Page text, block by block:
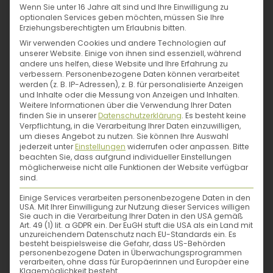
Pfanne oder Fritteuse, Rapsöl oder
Butterschmalz? Wie schaffst du es, dass
deine Faschingskrapfen herrlich fluffig
und unglaublich köstlich
werden?Christinaverrät dir ihre Tipps und
Tricks – So gelingt es dir garantiert, Krapfen
selber zu machen!
Die richtige Pfanne
„Verwende einePfanne aus Edelstahl oder
Gusseisen, da diese die Wärme am besten
speichert. Eine Fritteuse hat den Vorteil,
dass die korrekte Ausbacktemperatur
genau eingestellt werden kann. Allerdings
benötigst du dann wesentlich mehr Fett als
in der Pfanne.“
Wenn Sie unter 16 Jahre alt sind und Ihre Einwilligung zu
optionalen Services geben möchten, müssen Sie Ihre
Erziehungsberechtigten um Erlaubnis bitten.
Wir verwenden Cookies und andere Technologien auf
unserer Website. Einige von ihnen sind essenziell, während
andere uns helfen, diese Website und Ihre Erfahrung zu
verbessern. Personenbezogene Daten können verarbeitet
werden (z. B. IP-Adressen), z. B. für personalisierte Anzeigen
und Inhalte oder die Messung von Anzeigen und Inhalten.
Weitere Informationen über die Verwendung Ihrer Daten
finden Sie in unsererDatenschutzerklärung. Es besteht keine
Verpflichtung, in die Verarbeitung Ihrer Daten einzuwilligen,
um dieses Angebot zu nutzen. Sie können Ihre Auswahl
jederzeit unterEinstellungen widerrufen oder anpassen. Bitte
beachten Sie, dass aufgrund individueller Einstellungen
möglicherweise nicht alle Funktionen der Website verfügbar
sind.
Einige Services verarbeiten personenbezogene Daten in den
USA. Mit Ihrer Einwilligung zur Nutzung dieser Services willigen
Sie auch in die Verarbeitung Ihrer Daten in den USA gemäß
Art. 49 (1) lit. a GDPR ein. Der EuGH stuft die USA als ein Land mit
unzureichendem Datenschutz nach EU-Standards ein. Es
besteht beispielsweise die Gefahr, dass US-Behörden
personenbezogene Daten in Überwachungsprogrammen
verarbeiten, ohne dass für Europäerinnen und Europäer eine